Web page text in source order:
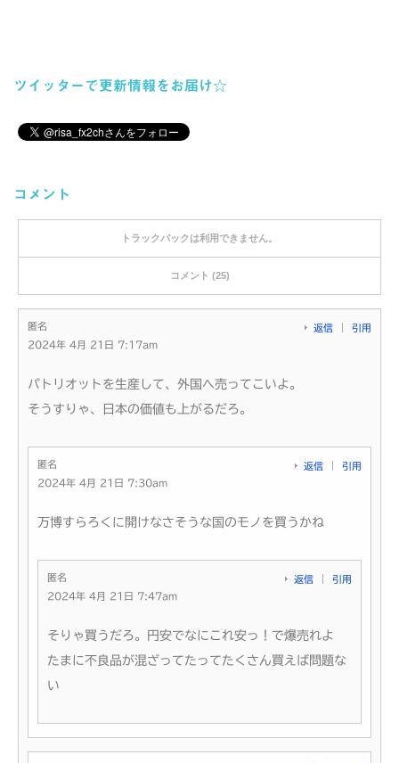
ツイッターで更新情報をお届け☆
コメント
トラックバックは利用できません。
コメント (25)
匿名
2024年 4月 21日 7:17am
返信 引用
パトリオットを生産して、外国へ売ってこいよ。
そうすりゃ、日本の価値も上がるだろ。
匿名
2024年 4月 21日 7:30am
返信 引用
万博すらろくに開けなさそうな国のモノを買うかね
匿名
2024年 4月 21日 7:47am
返信 引用
そりゃ買うだろ。円安でなにこれ安っ！で爆売れよ
たまに不良品が混ざってたってたくさん買えば問題な
い